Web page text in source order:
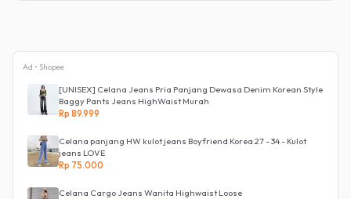
Ad • Shopee
[UNISEX] Celana Jeans Pria Panjang Dewasa Denim Korean Style
Baggy Pants Jeans HighWaist Murah
Rp 89.999
Celana panjang HW kulot jeans Boyfriend Korea 27 - 34 - Kulot
jeans LOVE
Rp 75.000
Celana Cargo Jeans Wanita Highwaist Loose